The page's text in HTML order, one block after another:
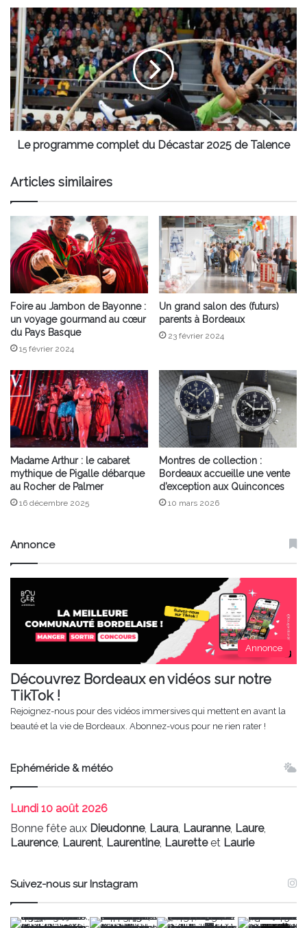
Le
programme
complet
du
Décastar
2025
de
Talence
Le programme complet du Décastar 2025 de Talence
Articles similaires
Foire au Jambon de Bayonne :
un voyage gourmand au cœur
du Pays Basque
15 février 2024
Un grand salon des (futurs)
parents à Bordeaux
23 février 2024
Madame Arthur : le cabaret
mythique de Pigalle débarque
au Rocher de Palmer
16 décembre 2025
Montres de collection :
Bordeaux accueille une vente
d’exception aux Quinconces
10 mars 2026
Annonce
Annonce
Découvrez Bordeaux en vidéos sur notre
TikTok !
Rejoignez-nous pour des vidéos immersives qui mettent en avant la
beauté et la vie de Bordeaux. Abonnez-vous pour ne rien rater !
Ephéméride & météo
Lundi 10 août 2026
Bonne fête aux Dieudonne, Laura Lauranne, Laure,
Laurence, Laurent Laurentine, Lauretteet Laurie
Suivez-nous sur Instagram